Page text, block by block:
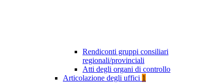
Rendiconti gruppi consiliari
regionali/provinciali
Atti degli organi di controllo
Articolazione degli uffici 1